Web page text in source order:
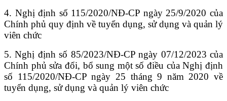
4. Nghị định số 115/2020/NĐ-CP ngày 25/9/2020 của
Chính phủ quy định về tuyển dụng, sử dụng và quản lý
viên chức
5. Nghị định số 85/2023/NĐ-CP ngày 07/12/2023 của
Chính phủ sửa đổi, bổ sung một số điều của Nghị định
số 115/2020/NĐ-CP ngày 25 tháng 9 năm 2020 về
tuyển dụng, sử dụng và quản lý viên chức